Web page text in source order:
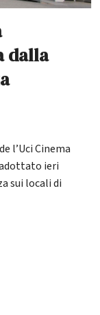
dalla
l’Uci Cinema
ieri
sui locali di